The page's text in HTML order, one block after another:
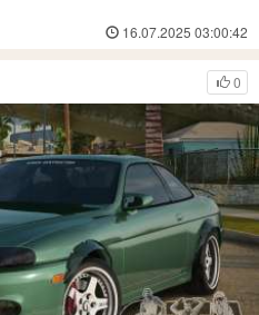
16.07.2025 03:00:42
0